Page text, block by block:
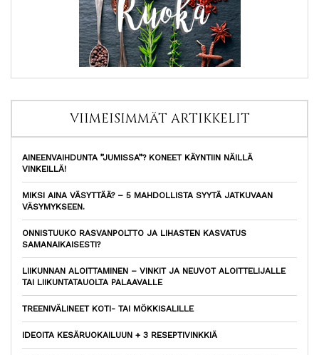
VIIMEISIMMÄT ARTIKKELIT
AINEENVAIHDUNTA ”JUMISSA”? KONEET KÄYNTIIN NÄILLÄ
VINKEILLÄ!
MIKSI AINA VÄSYTTÄÄ? – 5 MAHDOLLISTA SYYTÄ JATKUVAAN
VÄSYMYKSEEN.
ONNISTUUKO RASVANPOLTTO JA LIHASTEN KASVATUS
SAMANAIKAISESTI?
LIIKUNNAN ALOITTAMINEN – VINKIT JA NEUVOT ALOITTELIJALLE
TAI LIIKUNTATAUOLTA PALAAVALLE
TREENIVÄLINEET KOTI- TAI MÖKKISALILLE
IDEOITA KESÄRUOKAILUUN + 3 RESEPTIVINKKIÄ